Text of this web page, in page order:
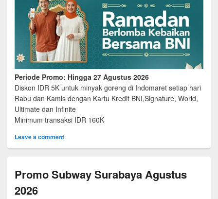
Periode Promo: Hingga 27 Agustus 2026
Diskon IDR 5K untuk minyak goreng di Indomaret setiap hari
Rabu dan Kamis dengan Kartu Kredit BNI,Signature, World,
Ultimate dan Infinite
Minimum transaksi IDR 160K
Leave a comment
Promo Subway Surabaya Agustus
2026